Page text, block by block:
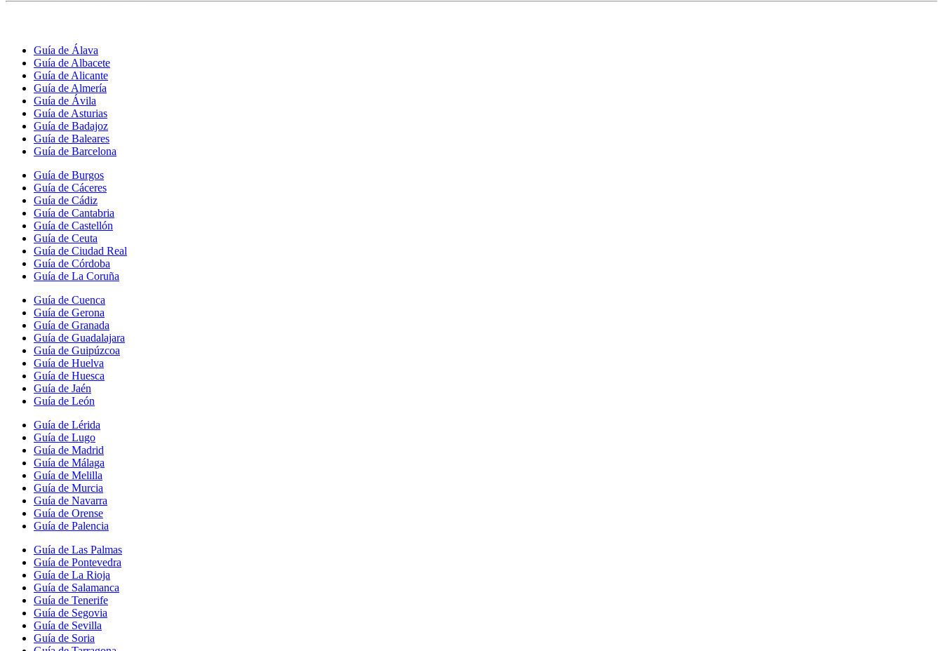
Guía de Álava
Guía de Albacete
Guía de Alicante
Guía de Almería
Guía de Ávila
Guía de Asturias
Guía de Badajoz
Guía de Baleares
Guía de Barcelona
Guía de Burgos
Guía de Cáceres
Guía de Cádiz
Guía de Cantabria
Guía de Castellón
Guía de Ceuta
Guía de Ciudad Real
Guía de Córdoba
Guía de La Coruña
Guía de Cuenca
Guía de Gerona
Guía de Granada
Guía de Guadalajara
Guía de Guipúzcoa
Guía de Huelva
Guía de Huesca
Guía de Jaén
Guía de León
Guía de Lérida
Guía de Lugo
Guía de Madrid
Guía de Málaga
Guía de Melilla
Guía de Murcia
Guía de Navarra
Guía de Orense
Guía de Palencia
Guía de Las Palmas
Guía de Pontevedra
Guía de La Rioja
Guía de Salamanca
Guía de Tenerife
Guía de Segovia
Guía de Sevilla
Guía de Soria